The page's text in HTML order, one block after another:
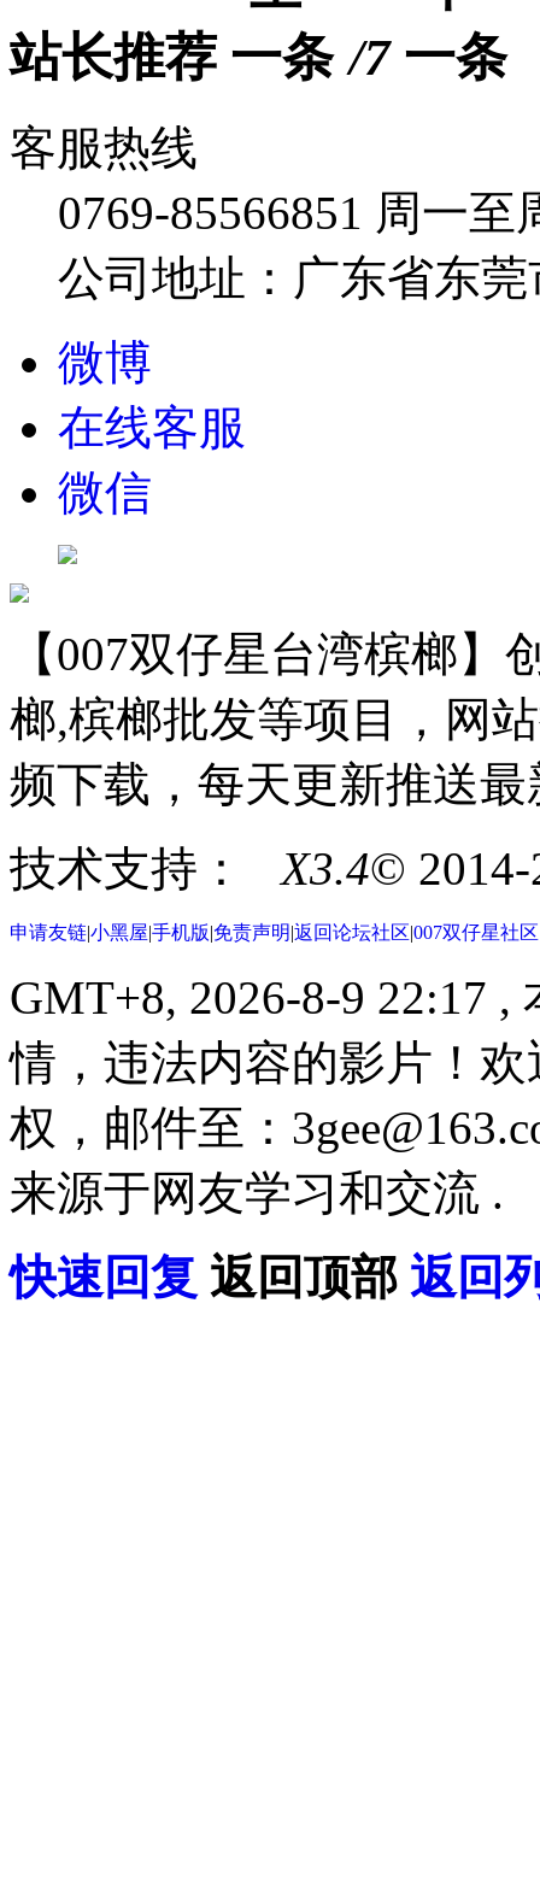
站长推荐 /7
客服热线
0769-85566851 周一至
公司地址：广东省东
微博
在线客服
微信
【007双仔星台湾槟榔
榔,槟榔批发等项目，网
频下载，每天更新推送
技术支持：
X3.4©
申请友链|小黑屋|手机版|免责声明|返回论坛社区|007双仔星社
GMT+8, 2026-8-9 22:17 ,
情，违法内容的影片！
权，邮件至：
来源于网友学习和交流 .
快速回复 返回顶部 返回